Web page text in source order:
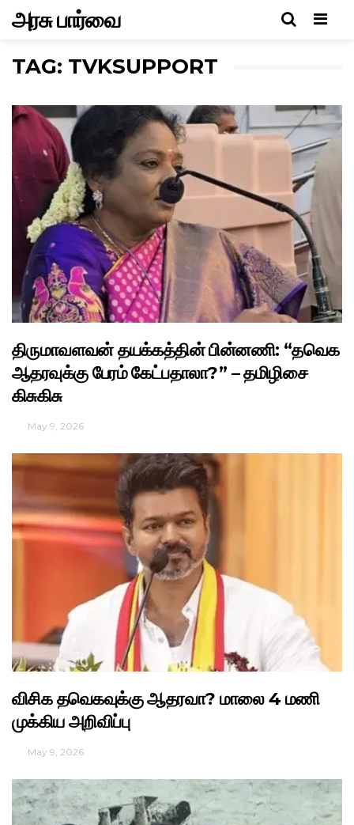
Menu
அரசு பார்வை
TAG: TVKSUPPORT
திருமாவளவன் தயக்கத்தின் பின்னணி: “தவெக
ஆதரவுக்கு பேரம் கேட்பதாலா?” – தமிழிசை
கிசுகிசு
May 9, 2026
விசிக தவெகவுக்கு ஆதரவா? மாலை 4 மணி
முக்கிய அறிவிப்பு
May 9, 2026